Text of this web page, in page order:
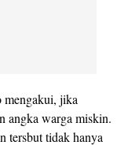
mengakui, jika
angka warga miskin.
tersbut tidak hanya